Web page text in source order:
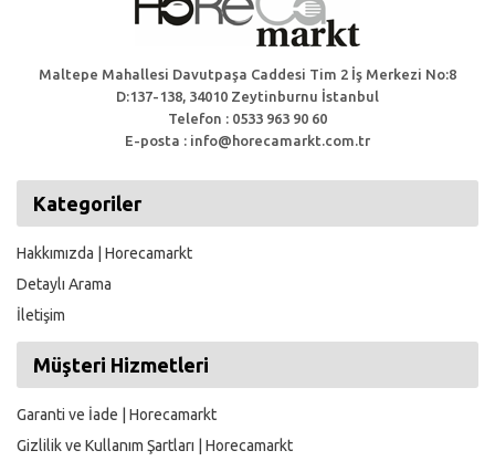
Maltepe Mahallesi Davutpaşa Caddesi Tim 2 İş Merkezi No:8
D:137-138, 34010 Zeytinburnu İstanbul
Telefon : 0533 963 90 60
E-posta : info@horecamarkt.com.tr
Kategoriler
Hakkımızda | Horecamarkt
Detaylı Arama
İletişim
Müşteri Hizmetleri
Garanti ve İade | Horecamarkt
Gizlilik ve Kullanım Şartları | Horecamarkt